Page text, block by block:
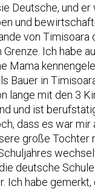
Deutsche, und
und
von Timisoara
Ich habe
Mama
Bauer in
lange mit den 3
und ist
dass es war
große Tochter
deutsche
Ich habe gemerkt,